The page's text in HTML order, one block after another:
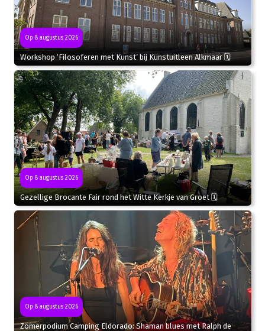
Op 8 augustus 2026
Workshop ‘Filosoferen met Kunst’ bij Kunstuitleen Alkmaar 🗓
Op 8 augustus 2026
Gezellige Brocante Fair rond het Witte Kerkje van Groet 🗓
Op 8 augustus 2026
Zomerpodium Camping Eldorado: Shaman blues met Ralph de